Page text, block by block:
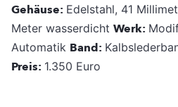
Gehäuse: Edelstahl, 41
Meter wasserdicht Werk:
Automatik Band:
Preis: 1.350 Euro